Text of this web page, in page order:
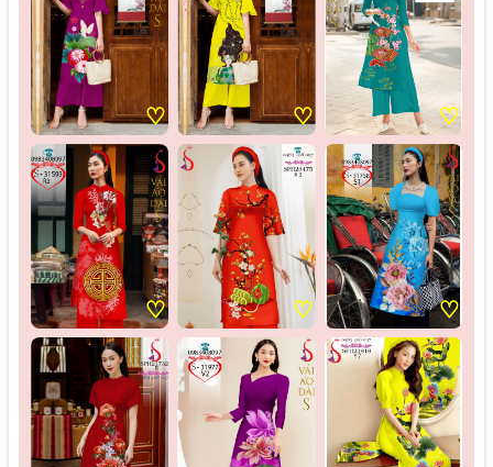
♡ ♡ ♡
♡ ♡ ♡